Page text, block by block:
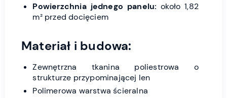
Powierzchnia jednego panelu: około 1,82
m² przed docięciem
Materiał i budowa:
Zewnętrzna tkanina poliestrowa o
strukturze przypominającej len
Polimerowa warstwa ścieralna